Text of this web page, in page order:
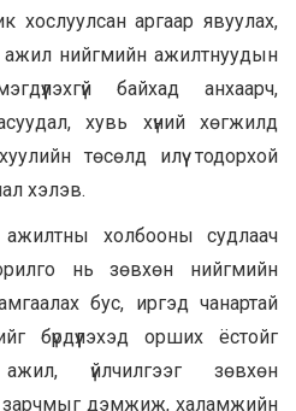
хослуулсан аргаар явуулах,
ажил нийгмийн ажилтнуудын
байхад анхаарч,
хувь хүний хөгжилд
төсөлд илүү тодорхой
хэлэв.
холбооны судлаач
нь зөвхөн нийгмийн
бус, иргэд чанартай
бүрдүүлэхэд орших ёстойг
үйлчилгээг зөвхөн
зарчмыг дэмжиж, халамжийн